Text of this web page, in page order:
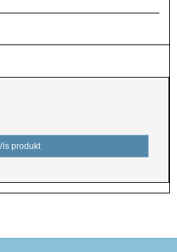
produkt